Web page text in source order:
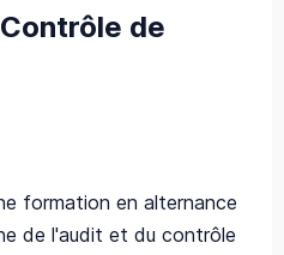
de
formation en alternance
de l'audit et du contrôle